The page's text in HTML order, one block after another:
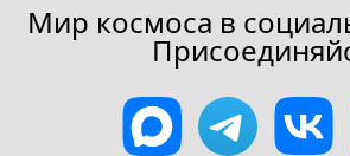
Мир космоса в